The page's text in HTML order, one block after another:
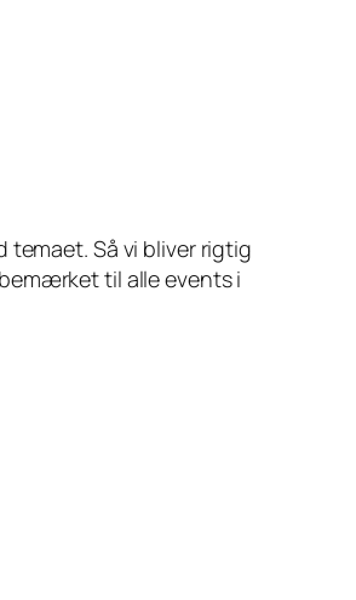
Så vi bliver rigtig
til alle events i